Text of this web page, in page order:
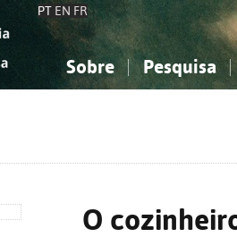
PT EN FR
Sobre Pesquisa
O